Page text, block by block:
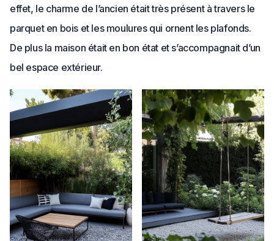
effet, le charme de l’ancien était très présent à travers le
parquet en bois et les moulures qui ornent les plafonds.
De plus la maison était en bon état et s’accompagnait d’un
bel espace extérieur.